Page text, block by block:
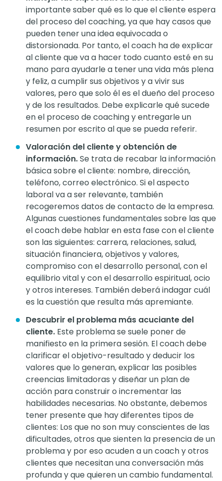
importante saber qué es lo que el cliente espera
del proceso del coaching, ya que hay casos que
pueden tener una idea equivocada o
distorsionada. Por tanto, el coach ha de explicar
al cliente que va a hacer todo cuanto esté en su
mano para ayudarle a tener una vida más plena
y feliz, a cumplir sus objetivos y a vivir sus
valores, pero que solo él es el dueño del proceso
y de los resultados. Debe explicarle qué sucede
en el proceso de coaching y entregarle un
resumen por escrito al que se pueda referir.
Valoración del cliente y obtención de
información.Se trata de recabar la información
básica sobre el cliente: nombre, dirección,
teléfono, correo electrónico. Si el aspecto
laboral va a ser relevante, también
recogeremos datos de contacto de la empresa.
Algunas cuestiones fundamentales sobre las que
el coach debe hablar en esta fase con el cliente
son las siguientes: carrera, relaciones, salud,
situación financiera, objetivos y valores,
compromiso con el desarrollo personal, con el
equilibrio vital y con el desarrollo espiritual, ocio
y otros intereses. También deberá indagar cuál
es la cuestión que resulta más apremiante.
Descubrir el problema más acuciante del
cliente. Este problema se suele poner de
manifiesto en la primera sesión. El coach debe
clarificar el objetivo-resultado y deducir los
valores que lo generan, explicar las posibles
creencias limitadoras y diseñar un plan de
acción para construir o incrementar las
habilidades necesarias. No obstante, debemos
tener presente que hay diferentes tipos de
clientes: Los que no son muy conscientes de las
dificultades, otros que sienten la presencia de un
problema y por eso acuden a un coach y otros
clientes que necesitan una conversación más
profunda y que quieren un cambio fundamental.